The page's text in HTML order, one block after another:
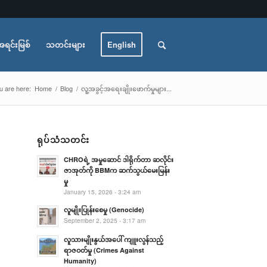
င်းမြစ် သတင်းများ English
are here: Home / Blog / လူ့အခွင့်အရေးချိုးဖောက်မှုများ...
ရုပ်သံသတင်း
CHROရဲ့ အမှုဆောင် ဒါရိုက်တာ ဆလိုင်း
ဇာအုတ်ကို BBMက ဆက်သွယ်မေးမြန်း
မှု
January 15, 2026 - 3:24 am
လူမျိုးပြုန်းစေမှု (Genocide)
September 2, 2025 - 3:17 am
လူသားမျိုးနွယ်အပေါ် ကျူးလွန်သည့်
ရာဇဝတ်မှု (Crimes Against
Humanity)